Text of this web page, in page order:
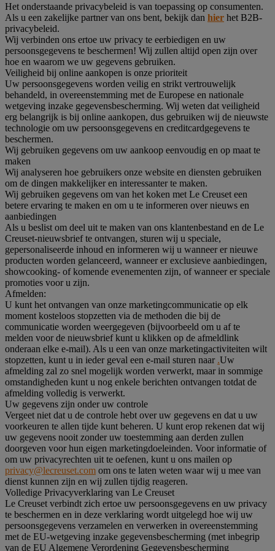
Het onderstaande privacybeleid is van toepassing op consumenten.
Als u een zakelijke partner van ons bent, bekijk dan hier het B2B-
privacybeleid.
Wij verbinden ons ertoe uw privacy te eerbiedigen en uw
persoonsgegevens te beschermen! Wij zullen altijd open zijn over
hoe en waarom we uw gegevens gebruiken.
Veiligheid bij online aankopen is onze prioriteit
Uw persoonsgegevens worden veilig en strikt vertrouwelijk
behandeld, in overeenstemming met de Europese en nationale
wetgeving inzake gegevensbescherming. Wij weten dat veiligheid
erg belangrijk is bij online aankopen, dus gebruiken wij de nieuwste
technologie om uw persoonsgegevens en creditcardgegevens te
beschermen.
Wij gebruiken gegevens om uw aankoop eenvoudig en op maat te
maken
Wij analyseren hoe gebruikers onze website en diensten gebruiken
om de dingen makkelijker en interessanter te maken.
Wij gebruiken gegevens om van het koken met Le Creuset een
betere ervaring te maken en om u te informeren over nieuws en
aanbiedingen
Als u beslist om deel uit te maken van ons klantenbestand en de Le
Creuset-nieuwsbrief te ontvangen, sturen wij u speciale,
gepersonaliseerde inhoud en informeren wij u wanneer er nieuwe
producten worden gelanceerd, wanneer er exclusieve aanbiedingen,
showcooking- of komende evenementen zijn, of wanneer er speciale
promoties voor u zijn.
Afmelden:
U kunt het ontvangen van onze marketingcommunicatie op elk
moment kosteloos stopzetten via de methoden die bij de
communicatie worden weergegeven (bijvoorbeeld om u af te
melden voor de nieuwsbrief kunt u klikken op de afmeldlink
onderaan elke e-mail). Als u een van onze marketingactiviteiten wilt
stopzetten, kunt u in ieder geval een e-mail sturen naar .Uw
afmelding zal zo snel mogelijk worden verwerkt, maar in sommige
omstandigheden kunt u nog enkele berichten ontvangen totdat de
afmelding volledig is verwerkt.
Uw gegevens zijn onder uw controle
Vergeet niet dat u de controle hebt over uw gegevens en dat u uw
voorkeuren te allen tijde kunt beheren. U kunt erop rekenen dat wij
uw gegevens nooit zonder uw toestemming aan derden zullen
doorgeven voor hun eigen marketingdoeleinden. Voor informatie of
om uw privacyrechten uit te oefenen, kunt u ons mailen op
privacy@lecreuset.com om ons te laten weten waar wij u mee van
dienst kunnen zijn en wij zullen tijdig reageren.
Volledige Privacyverklaring van Le Creuset
Le Creuset verbindt zich ertoe uw persoonsgegevens en uw privacy
te beschermen en in deze verklaring wordt uitgelegd hoe wij uw
persoonsgegevens verzamelen en verwerken in overeenstemming
met de EU-wetgeving inzake gegevensbescherming (met inbegrip
van de EU Algemene Verordening Gegevensbescherming